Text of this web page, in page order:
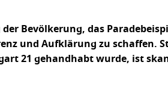
der Bevölkerung, das
und Aufklärung zu
21 gehandhabt wurde, ist